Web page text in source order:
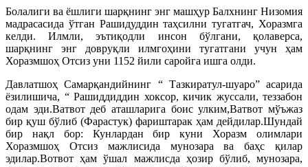
Болалиги ва ёшлиги шарқнинг энг машҳур Балхнинг Низомия
мадрасасида ўтган Рашидуддин таҳсилни тугатгач, Хоразмга
келди. Илмли, эътиқодли инсон бўлгани, қолаверса,
шарқнинг энг довруқли илмгоҳини тугатгани учун ҳам
Хоразмшоҳ Отсиз уни 1152 йили саройга ишга олди.
Давлатшоҳ Самарқандийнинг “ Тазкиратул-шуаро” асарида
ёзилишича, “ Рашиддиддин хоксор, кичик жуссали, теззабон
одам эди.Ватвот деб аташларига боис улким,Ватвот мўъжаз
бир қуш бўлиб (Фарастук) фариштарак ҳам дейдилар.Шундай
бир нақл бор: Кунлардан бир куни Хоразм олимлари
Хоразмшоҳ Отсиз мажлисида мунозара ва баҳс қилар
эдилар.Вотвот ҳам ўшал мажлисда ҳозир бўлиб, мунозара,